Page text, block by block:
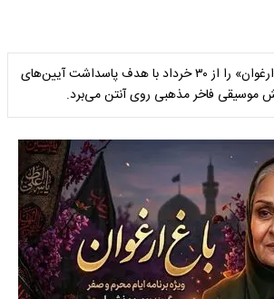
رادیو ایران برنامه «باغ ارغوان» را از ۳۰ خرداد با هدف پاسداشت آیین‌های
موسیقی فاخر مذهبی روی آنتن می‌برد.